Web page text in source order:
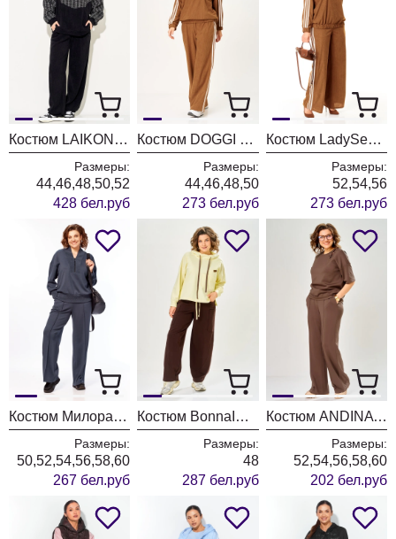
Костюм LAIKONY L-574 черный
Размеры:
44,46,48,50,52
428 бел.руб
Костюм DOGGI 26250 карамель
Размеры:
44,46,48,50
273 бел.руб
Костюм LadySecret 26250 карамель
Размеры:
52,54,56
273 бел.руб
Костюм Милора Стиль 1479 графит
Размеры:
50,52,54,56,58,60
267 бел.руб
Костюм BonnaImage 1062/1 желтый
Размеры:
48
287 бел.руб
Костюм ANDINA CITY 9096-26 молочный шоколад
Размеры:
52,54,56,58,60
202 бел.руб